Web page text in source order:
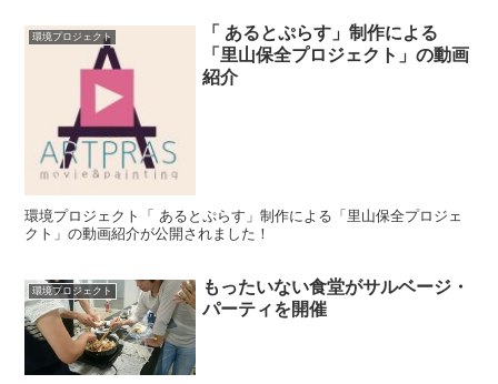
環境プロジェクト
「 あるとぷらす」制作による
「里山保全プロジェクト」の動画
紹介
環境プロジェクト「 あるとぷらす」制作による「里山保全プロジェ
クト」の動画紹介が公開されました！
環境プロジェクト
もったいない食堂がサルベージ・
パーティを開催